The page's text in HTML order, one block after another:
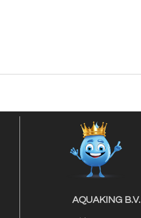
AQUAKING B.V.